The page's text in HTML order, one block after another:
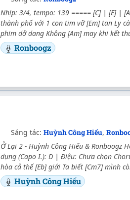
Nhịp: 3/4, tempo: 139 ===== [C] | [E] |
thành phố với 1 con tim vỡ [Em] tan Ly
phim dở dang Không [Am] may khi kết
Ronboogz
Sáng tác: Huỳnh Công Hiếu,
Ở Lại 2 - Huỳnh Công Hiếu & Ronboogz
dụng (Capo I.): D | Điệu: Chưa chọn
hòa cả thế [Eb] giới Ta biết [Cm7] mình
Huỳnh Công Hiếu